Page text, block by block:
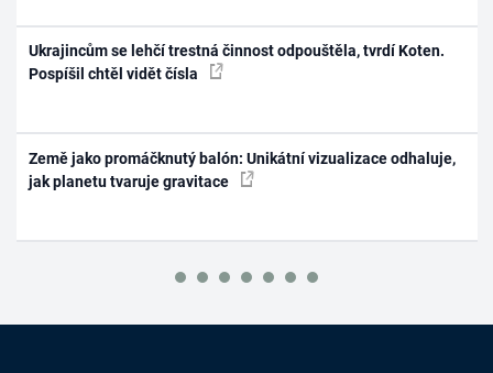
Ukrajincům se lehčí trestná činnost odpouštěla, tvrdí Koten.
Pospíšil chtěl vidět čísla
Země jako promáčknutý balón: Unikátní vizualizace odhaluje,
jak planetu tvaruje gravitace